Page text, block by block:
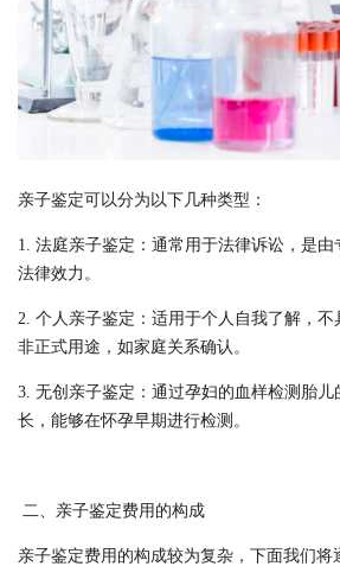
亲子鉴定可以分为以下几种类型：
1. 法庭亲子鉴定：通常用于法律诉讼，是
法律效力。
2. 个人亲子鉴定：适用于个人自我了解，
非正式用途，如家庭关系确认。
3. 无创亲子鉴定：通过孕妇的血样检测胎
长，能够在怀孕早期进行检测。
二、亲子鉴定费用的构成
亲子鉴定费用的构成较为复杂，下面我们将